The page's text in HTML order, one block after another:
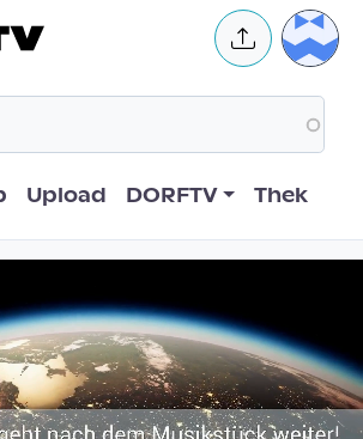
User
Upload DORFTV Thek